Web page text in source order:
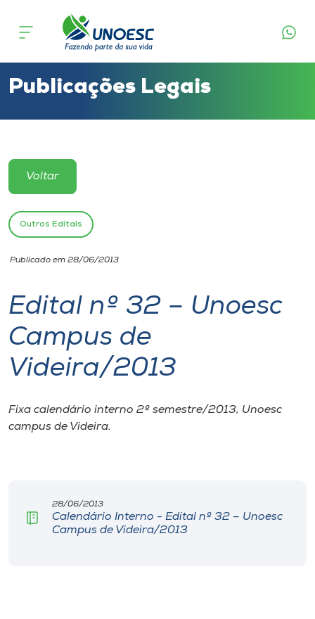
Cursos
Atendimento ao Estudante
Portal de Ensino
Unoesc
Internacionalização
I.nova
Cultura
Biblioteca
Publicações Legais
Voltar
Outros Editais
Publicado em 28/06/2013
Edital nº 32 – Unoesc
Campus de
Videira/2013
Fixa calendário interno 2º semestre/2013, Unoesc
campus de Videira.
28/06/2013
Calendário Interno - Edital nº 32 – Unoesc
Campus de Videira/2013